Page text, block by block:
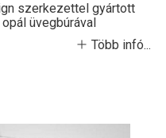
szerkezettel gyártott
üvegbúrával
Több infó...